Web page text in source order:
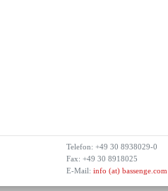
Telefon: +49 30 8938029-0
Fax: +49 30 8918025
E-Mail: info (at) bassenge.com